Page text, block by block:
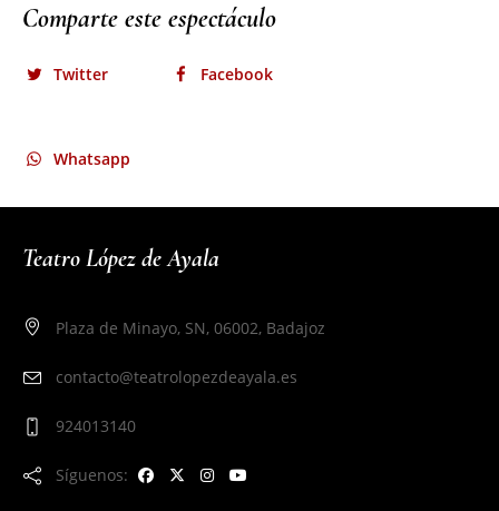
Comparte este espectáculo
Twitter Facebook
Whatsapp
Teatro López de Ayala
Plaza de Minayo, SN, 06002, Badajoz
contacto@teatrolopezdeayala.es
924013140
Síguenos: